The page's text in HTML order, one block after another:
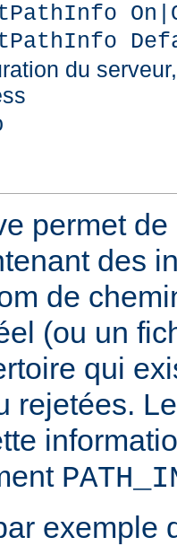
du
permet
des
de
(ou un
qui
rejetées.
exemple